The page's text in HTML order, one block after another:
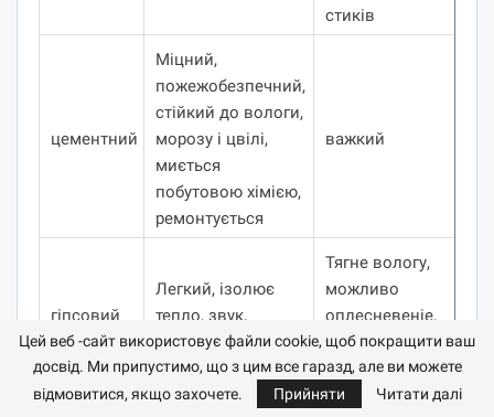
стиків
цементний
Міцний,
пожежобезпечний,
стійкий до вологи,
морозу і цвілі,
миється
побутовою хімією,
ремонтується
важкий
гіпсовий
Легкий, ізолює
тепло, звук,
ремонтується
Тягне вологу,
можливо
оплесневеніе,
розчин швидко
схоплюється
Монтується на
Цей веб -сайт використовує файли cookie, щоб покращити ваш
досвід. Ми припустимо, що з цим все гаразд, але ви можете
відмовитися, якщо захочете.
Прийняти Читати далі